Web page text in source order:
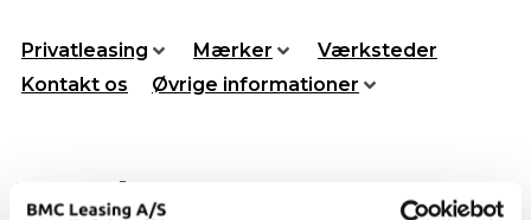
til
indhold
Privatleasing Mærker
Værksteder
Kontakt os
Øvrige informationer
Search Agent #6493